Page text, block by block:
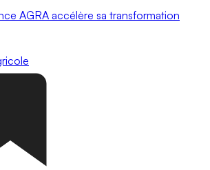
AGRA accélère sa transformation